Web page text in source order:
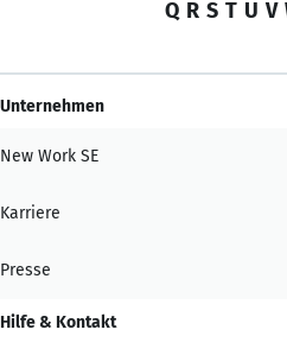
Q R S T U V
Unternehmen
New Work SE
Karriere
Presse
Hilfe & Kontakt